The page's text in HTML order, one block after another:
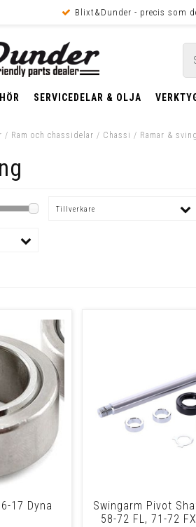
Blixt&Dunder - precis som
SERVICEDELAR & OLJA
/ Ram och chassidelar / Chassi / Ramar & sving
Tillverkare
17 Dyna
Swingarm Pivot
58-72 FL, 71-72